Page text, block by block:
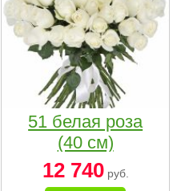
51 белая роза
(40 см)
12 740руб.